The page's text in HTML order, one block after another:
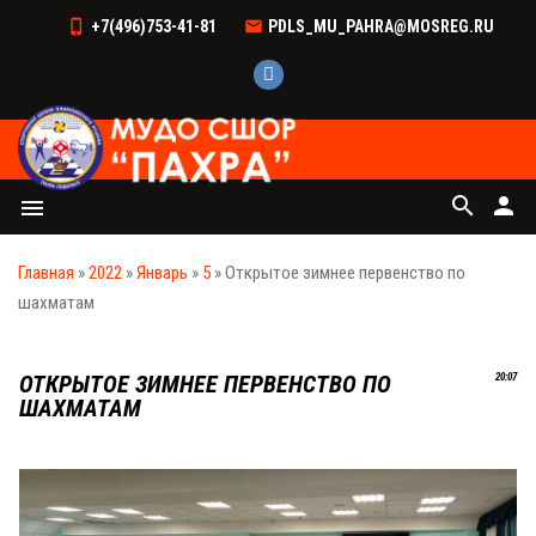
+7(496)753-41-81 PDLS_MU_PAHRA@MOSREG.RU
menu person
search
Главная »2022 »Январь » 5 » Открытое зимнее первенство по
шахматам
20:07
ОТКРЫТОЕ ЗИМНЕЕ ПЕРВЕНСТВО ПО
ШАХМАТАМ